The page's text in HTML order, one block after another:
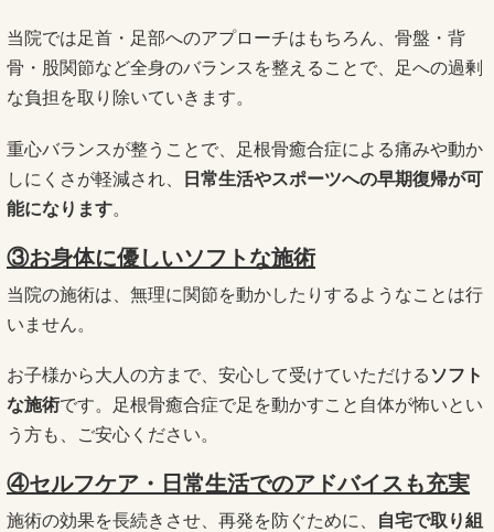
当院では足首・足部へのアプローチはもちろん、骨盤・背
骨・股関節など全身のバランスを整えることで、足への過剰
な負担を取り除いていきます。
重心バランスが整うことで、足根骨癒合症による痛みや動か
しにくさが軽減され、
日常生活やスポーツへの早期復帰が可
能になります。
③お身体に優しいソフトな施術
当院の施術は、無理に関節を動かしたりするようなことは行
いません。
お子様から大人の方まで、安心して受けていただける ソフト
な施術です。足根骨癒合症で足を動かすこと自体が怖いとい
う方も、ご安心ください。
④セルフケア・日常生活でのアドバイスも充実
施術の効果を長続きさせ、再発を防ぐために、
自宅で取り組